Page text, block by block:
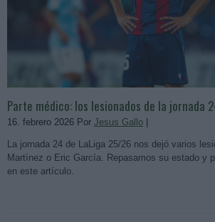
Parte médico: los lesionados de la jornada
16. febrero 2026 Por Jesus Gallo |
La jornada 24 de LaLiga 25/26 nos dejó varios
Martínez o Eric García. Repasamos su estado y
en este artículo.